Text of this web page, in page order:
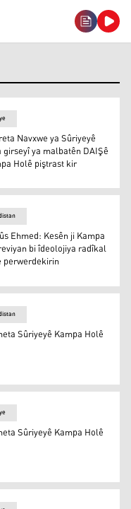
girseyî ya
Navxwe ya Sûriyeyê
girseyî ya malbatên DAIŞê
Holê piştrast kir
Holê reviyan bi
Ehmed: Kesên ji Kampa
bi îdeolojiya radîkal
perwerdekirin
girt
Sûriyeyê Kampa Holê
Sûriyeyê Kampa Holê